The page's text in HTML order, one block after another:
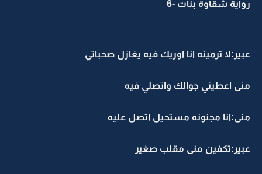
رواية شقاوة بنات -6
عبير:لا ترمينه انا اوريك فيه يغازل صحباتي
منى اعطيني جوالك واتصلي فيه
منى:انا مجنونه مستحيل اتصل عليه
عبير:تكفين منى مقلب صغير